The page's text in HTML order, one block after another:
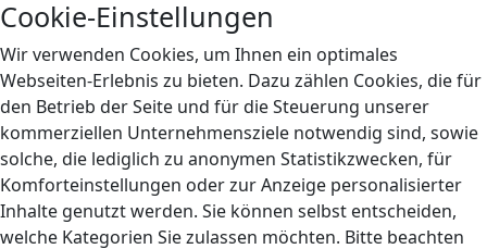
Cookie-Einstellungen
Wir verwenden Cookies, um Ihnen ein optimales
Webseiten-Erlebnis zu bieten. Dazu zählen Cookies, die für
den Betrieb der Seite und für die Steuerung unserer
kommerziellen Unternehmensziele notwendig sind, sowie
solche, die lediglich zu anonymen Statistikzwecken, für
Komforteinstellungen oder zur Anzeige personalisierter
Inhalte genutzt werden. Sie können selbst entscheiden,
welche Kategorien Sie zulassen möchten. Bitte beachten